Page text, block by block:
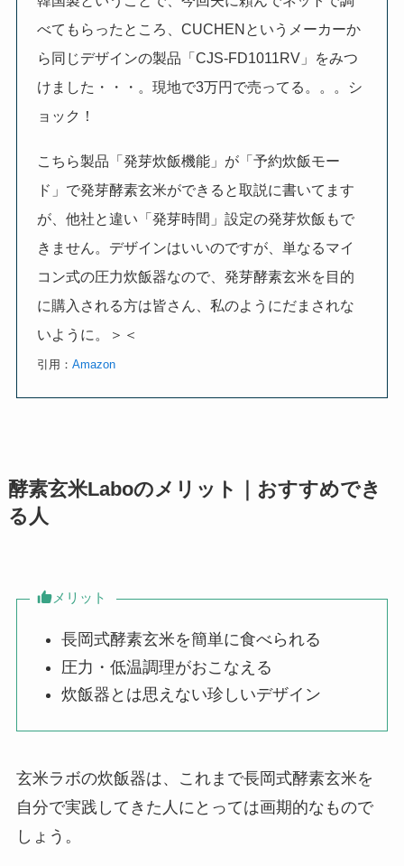
べてもらったところ、CUCHENというメーカーか
ら同じデザインの製品「CJS-FD1011RV」をみつ
けました・・・。現地で3万円で売ってる。。。シ
ョック！
こちら製品「発芽炊飯機能」が「予約炊飯モー
ド」で発芽酵素玄米ができると取説に書いてます
が、他社と違い「発芽時間」設定の発芽炊飯もで
きません。デザインはいいのですが、単なるマイ
コン式の圧力炊飯器なので、発芽酵素玄米を目的
に購入される方は皆さん、私のようにだまされな
いように。＞＜
引用：Amazon
酵素玄米Laboのメリット｜おすすめでき
る人
メリット
長岡式酵素玄米を簡単に食べられる
圧力・低温調理がおこなえる
炊飯器とは思えない珍しいデザイン
玄米ラボの炊飯器は、これまで長岡式酵素玄米を
自分で実践してきた人にとっては画期的なもので
しょう。